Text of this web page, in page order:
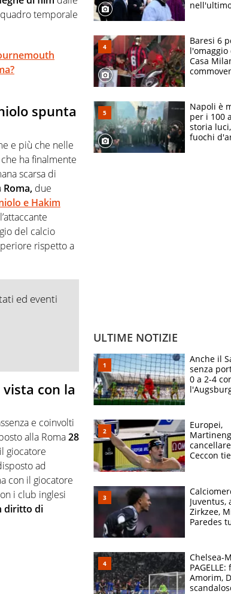
temporale
spunta
e più che nelle
ha finalmente
scarsa di
Roma, due
e Hakim
del calcio
rispetto a
ed eventi
con la
e coinvolti
alla Roma28
giocatore
ad
con il giocatore
i club inglesi
diritto di
circondati
Baresi 6
Casa
bigliettini
Napoli è
per i 100
storia
fuochi
ULTIME NOTIZIE
Anche il
senza
0 a 2-4
Europei,
Ceccon
Curtis
Juventus,
Zirkzee,
Paredes
Chelsea-
Amorim,